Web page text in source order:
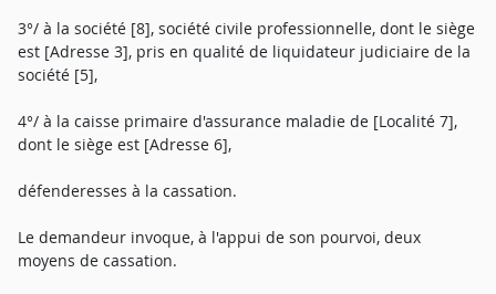
3°/ à la société [8], société civile professionnelle, dont le siège
est [Adresse 3], pris en qualité de liquidateur judiciaire de la
société [5],
4°/ à la caisse primaire d'assurance maladie de [Localité 7],
dont le siège est [Adresse 6],
défenderesses à la cassation.
Le demandeur invoque, à l'appui de son pourvoi, deux
moyens de cassation.